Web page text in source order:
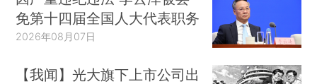
免第十四届全国人大代表职务
2026年08月07日
【我闻】光大旗下上市公司出